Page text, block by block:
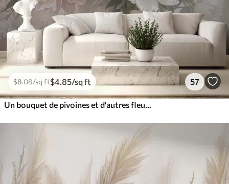
$8.08/sq ft$4 .85/sq ft 57